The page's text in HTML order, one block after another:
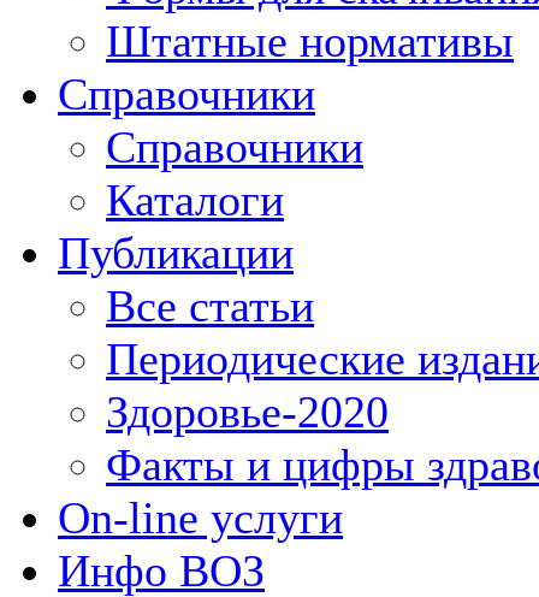
Штатные нормативы
Справочники
Справочники
Каталоги
Публикации
Все статьи
Периодические
Здоровье-2020
Факты и цифры
On-line услуги
Инфо ВОЗ